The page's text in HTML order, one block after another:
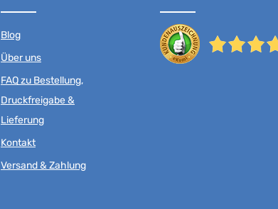
Blog
Über uns
FAQ zu Bestellung,
Druckfreigabe &
Lieferung
Kontakt
Versand & Zahlung